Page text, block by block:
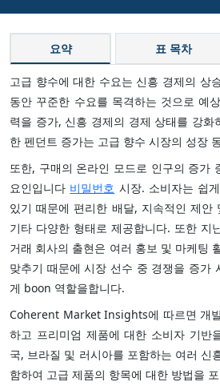
요약 표 목차
고급 향수에 대한 수요는 신흥 경제의 상
동안 꾸준한 수요를 목격하는 것으로 예
력을 증가, 신흥 경제의 경제 상태를 강화
한 펜던트 증가는 고급 향수 시장의 성장
또한, 구매의 온라인 모드로 인구의 증가
요인입니다 비밀번호 시장. 소비자는 쉽
있기 때문에 편리한 배달, 지속적인 제안
기타 다양한 형태로 제공합니다. 또한 지
거래 회사의 출현은 여러 홍보 및 마케팅
맞추기 때문에 시장 선수 중 경쟁을 증가
게 boon 역할을합니다.
Coherent Market Insights에 따르면 개
하고 프리미엄 제품에 대한 소비자 기반
국, 브라질 및 러시아를 포함하는 여러 신
함하여 고급 제품의 항목에 대한 방법을